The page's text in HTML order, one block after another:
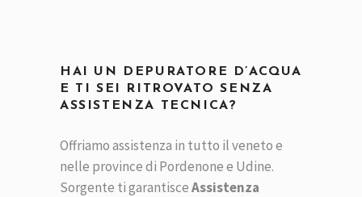
HAI UN DEPURATORE D’ACQUA
E TI SEI RITROVATO SENZA
ASSISTENZA TECNICA?
Offriamo assistenza in tutto il veneto e
nelle province di Pordenone e Udine.
Sorgente ti garantisceAssistenza